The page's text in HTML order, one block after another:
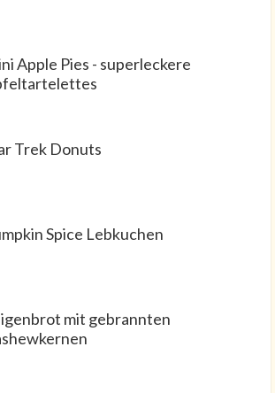
Apple Pies - superleckere
Trek Donuts
Spice Lebkuchen
mit gebrannten